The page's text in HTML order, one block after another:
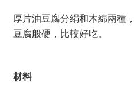
厚片油豆腐分絹和木綿兩種
豆腐般硬，比較好吃。
材料